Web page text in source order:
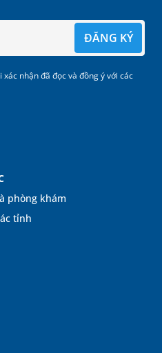
phòng khám
tỉnh
ĐĂNG KÝ
xác nhận đã đọc và đồng ý với các